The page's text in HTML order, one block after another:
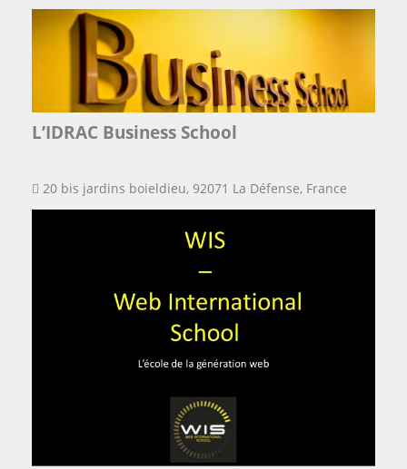
L’IDRAC Business School
20 bis jardins boieldieu, 92071 La Défense, France